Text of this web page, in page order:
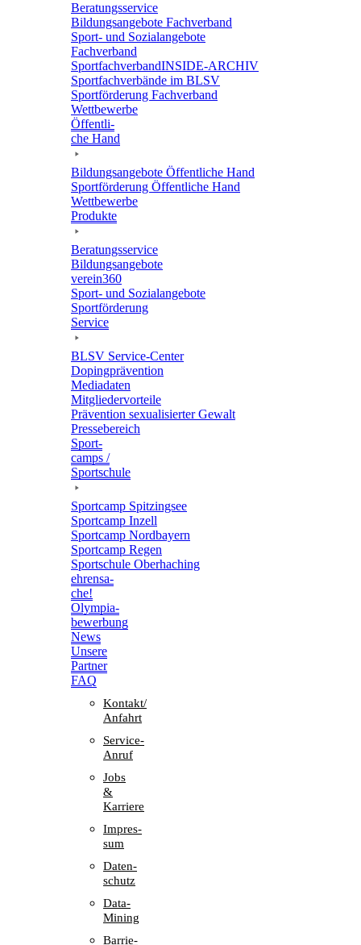
Bera­tungs­ser­vice
Bildungs­an­ge­bote Fachverband
Sport- und Sozi­al­an­ge­bote
Fachverband
Sport­fach­ver­ban­d­IN­SIDE-ARCHIV
Sport­fach­ver­bände im BLSV
Sport­för­de­rung Fachverband
Wett­be­werbe
Öffent­li­
che Hand
Bildungs­an­ge­bote Öffent­li­che Hand
Sport­för­de­rung Öffent­li­che Hand
Wett­be­werbe
Produkte
Bera­tungs­ser­vice
Bildungs­an­ge­bote
verein360
Sport- und Sozialangebote
Sport­för­de­rung
Service
BLSV Service-Center
Doping­prä­ven­tion
Media­da­ten
Mitglie­der­vor­teile
Präven­tion sexua­li­sier­ter Gewalt
Pres­se­be­reich
Sport­
camps /
Sportschule
Sport­camp Spitzingsee
Sport­camp Inzell
Sport­camp Nordbayern
Sport­camp Regen
Sport­schule Oberhaching
ehren­sa­
che!
Olym­pia­
be­wer­bung
News
Unsere
Part­ner
FAQ
Kontakt/​​
Anfahrt
Service-
Anruf
Jobs
&
Karriere
Impres­
sum
Daten­
schutz
Data-
Mining
Barrie­